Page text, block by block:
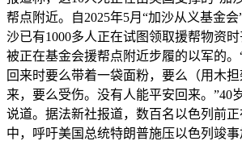
帮点附近。自2025年5月“加沙从义基金
沙已有1000多人正在试图领取援帮物资
被正在基金会援帮点附近步履的以军的。
回来时要么带着一袋面粉，要么（用木
来，要么受伤。没有人能平安回来。”40
说道。据法新社报道，数百名以色列前
中，呼吁美国总统特朗普施压以色列竣